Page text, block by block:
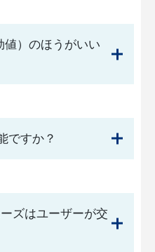
）のほうがいい
ですか？
ズはユーザーが交